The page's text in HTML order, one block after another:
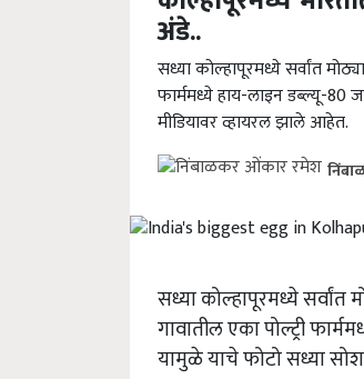
अंडे..
सध्या कोल्हापूरमध्ये सर्वांत
फार्ममध्ये हाय-लाइन डब्ल्यू-80
मीडियावर व्हायरल झाले आहेत.
सध्या कोल्हापूरमध्ये सर्वांत
गावातील एका पोल्ट्री
यामुळे याचे फोटो सध्या